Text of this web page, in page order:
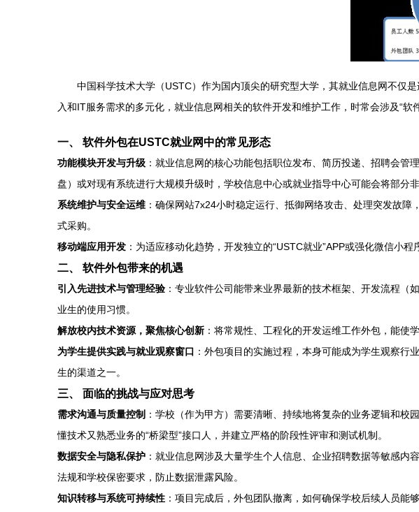
中国科学技术大学（USTC）作为国内顶尖的研究型大学，其就业信息网不仅
入和IT服务需求的多元化，就业信息网相关的软件开发和维护工作，时常会涉及“
一、 软件外包在USTC就业网中的常见形态
功能模块开发与升级 ：就业信息网的核心功能包括职位发布、简历投递、招聘会
盘）或对现有系统进行大规模升级时，学校信息中心或就业指导中心可能会将部分
系统维护与安全运维 ：确保网站7x24小时稳定运行、抵御网络攻击、处理突发故
式采购。
移动端应用开发 ：为适应移动化趋势，开发独立的“USTC就业”APP或强化微信小
二、 软件外包带来的机遇
引入先进技术与管理经验 ：专业软件公司能带来业界最新的技术框架、开发流程
业生的使用习惯。
解放校内技术资源，聚焦核心创新 ：将常规性、工程化的开发运维工作外包，能使
为学生提供实践与就业观察窗口 ：外包项目的实施过程，本身可能成为学生观察
生的渠道之一。
三、 面临的挑战与应对思考
需求沟通与质量控制 ：学校（作为甲方）需要清晰、持续地将复杂的业务逻辑和
懂技术又熟悉业务的“桥梁型”接口人，并建立严格的阶段性评审和测试机制。
数据安全与隐私保护 ：就业信息网涉及大量学生个人信息、企业招聘数据等敏感
法规和学校保密要求，防止数据泄露风险。
知识转移与系统可持续性 ：项目完成后，外包团队撤离，如何确保学校后续人员